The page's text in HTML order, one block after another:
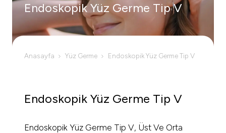
Endoskopik Yüz Germe Tip V
Anasayfa Yüz Germe Endoskopik Yüz Germe Tip V
Endoskopik Yüz Germe Tip V
Endoskopik Yüz Germe Tip V, Üst Ve Orta